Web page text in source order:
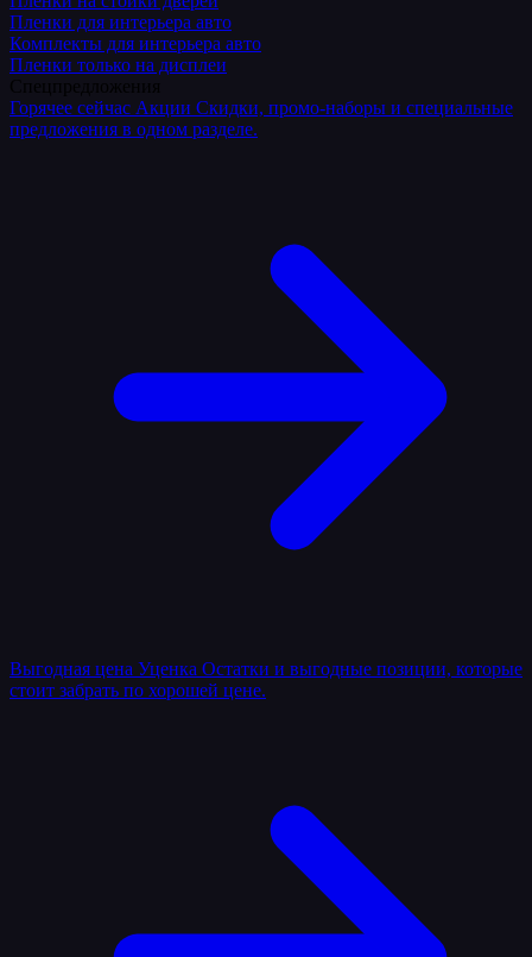
Пленки для интерьера авто
Комплекты для интерьера авто
Пленки только на дисплеи
Горячее сейчас Акции Скидки, промо-наборы и специальные
предложения в одном разделе.
Выгодная цена Уценка Остатки и выгодные позиции, которые
стоит забрать по хорошей цене.